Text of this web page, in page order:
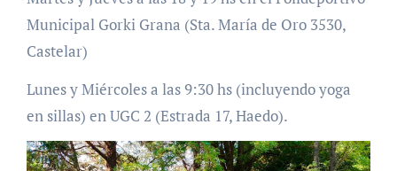
Municipal Gorki Grana (Sta. María de Oro 3530,
Castelar)
Lunes y Miércoles a las 9:30 hs (incluyendo yoga
en sillas) en UGC 2 (Estrada 17, Haedo).